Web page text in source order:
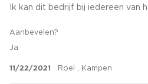
Ik kan dit bedrijf bij iedereen van
Aanbevelen?
Ja
11/22/2021 Roel , Kampen